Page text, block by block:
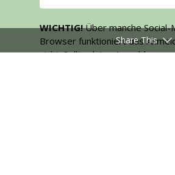
WICHTIG!Über manche Social-
Browser funktioniert das
nicht. Sollte deine Anmeldung
Share This